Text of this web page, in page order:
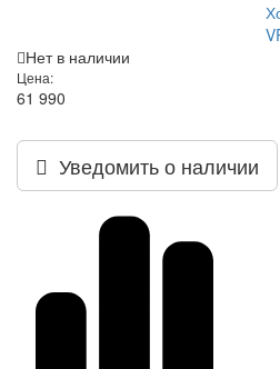
Нет в наличии
Цена:
61 990
Уведомить о наличии